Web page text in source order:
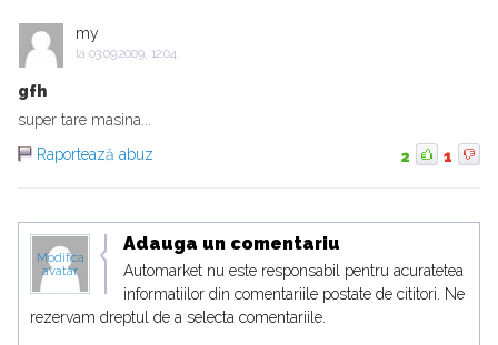
my
la 03.09.2009, 12:04
gfh
super tare masina...
Raportează abuz
2 1
Modifica
avatar
Adauga un comentariu
Automarket nu este responsabil pentru acuratetea
informatiilor din comentariile postate de cititori. Ne
rezervam dreptul de a selecta comentariile.